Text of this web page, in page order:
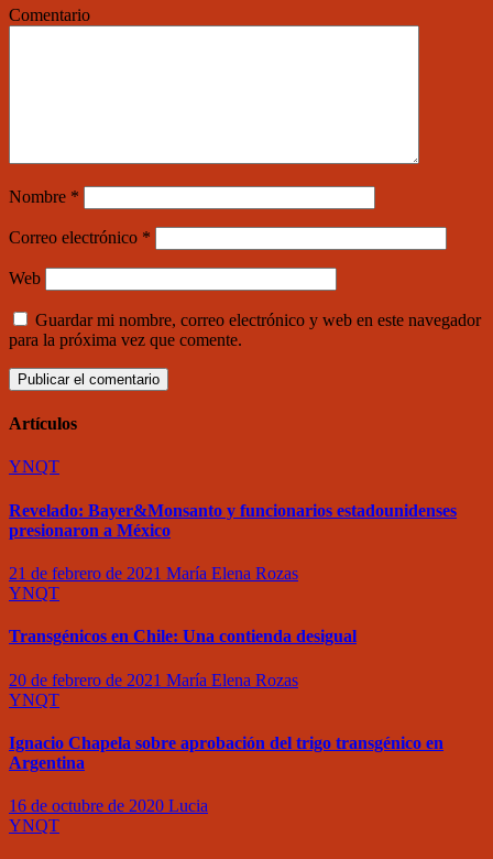
Comentario
Nombre *
Correo electrónico *
Web
Guardar mi nombre, correo electrónico y web en este navegador
para la próxima vez que comente.
Artículos
YNQT
Revelado: Bayer&Monsanto y funcionarios estadounidenses
presionaron a México
21 de febrero de 2021 María Elena Rozas
YNQT
Transgénicos en Chile: Una contienda desigual
20 de febrero de 2021 María Elena Rozas
YNQT
Ignacio Chapela sobre aprobación del trigo transgénico en
Argentina
16 de octubre de 2020 Lucia
YNQT